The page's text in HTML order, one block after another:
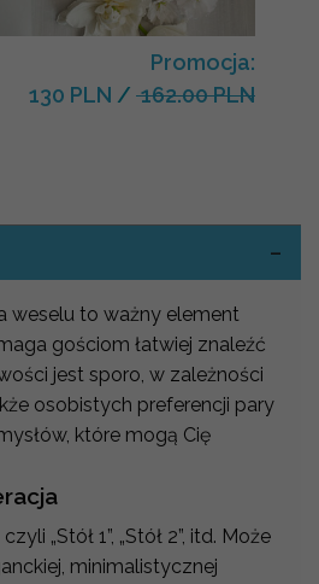
Promocja:
130 PLN / 162.00 PLN
weselu to ważny element
gościom łatwiej znaleźć
jest sporo, w zależności
osobistych preferencji pary
które mogą Cię
„Stół 1”, „Stół 2”, itd. Może
minimalistycznej